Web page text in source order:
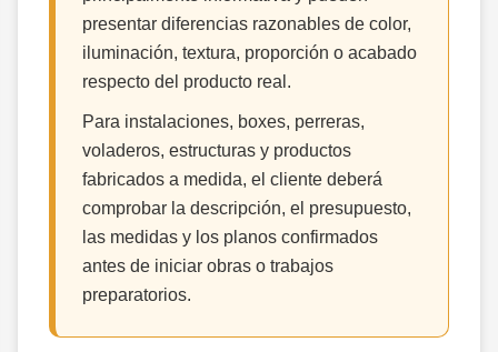
presentar diferencias razonables de color,
iluminación, textura, proporción o acabado
respecto del producto real.
Para instalaciones, boxes, perreras,
voladeros, estructuras y productos
fabricados a medida, el cliente deberá
comprobar la descripción, el presupuesto,
las medidas y los planos confirmados
antes de iniciar obras o trabajos
preparatorios.